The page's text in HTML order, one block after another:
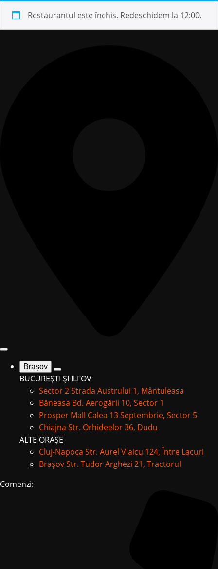
Restaurantul este închis. Redeschidem la 12:00.
Brașov
BUCUREȘTI ȘI ILFOV
Sector 2Strada Austrului 1, Mântuleasa
Băneasa Bd. Aerogării 10, Sector 1
Prosper Mall Calea 13 Septembrie, Sector 5
Chiajna Str. Orhideelor 36, Dudu
ALTE ORAȘE
Cluj-Napoca Str. Aurel Vlaicu 124, Între Lacuri
BrașovStr. Tudor Arghezi 21, Tractorul
Comenzi: